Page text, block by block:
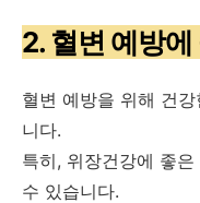
2. 혈변 예방에
혈변 예방을 위해 건
니다.
특히, 위장건강에 좋
수 있습니다.